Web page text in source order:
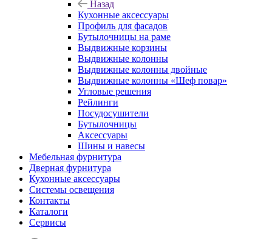
Назад
Кухонные аксессуары
Профиль для фасадов
Бутылочницы на раме
Выдвижные корзины
Выдвижные колонны
Выдвижные колонны двойные
Bыдвижные колонны «Шеф повар»
Угловые решения
Рейлинги
Посудосушители
Бутылочницы
Аксессуары
Шины и навесы
Мебельная фурнитура
Дверная фурнитура
Кухонные аксессуары
Системы освещения
Контакты
Каталоги
Сервисы